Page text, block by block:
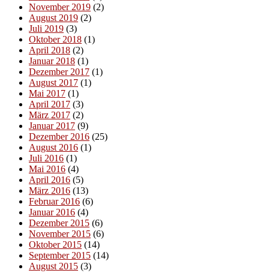
November 2019 (2)
August 2019 (2)
Juli 2019 (3)
Oktober 2018 (1)
April 2018 (2)
Januar 2018 (1)
Dezember 2017 (1)
August 2017 (1)
Mai 2017 (1)
April 2017 (3)
März 2017 (2)
Januar 2017 (9)
Dezember 2016 (25)
August 2016 (1)
Juli 2016 (1)
Mai 2016 (4)
April 2016 (5)
März 2016 (13)
Februar 2016 (6)
Januar 2016 (4)
Dezember 2015 (6)
November 2015 (6)
Oktober 2015 (14)
September 2015 (14)
August 2015 (3)